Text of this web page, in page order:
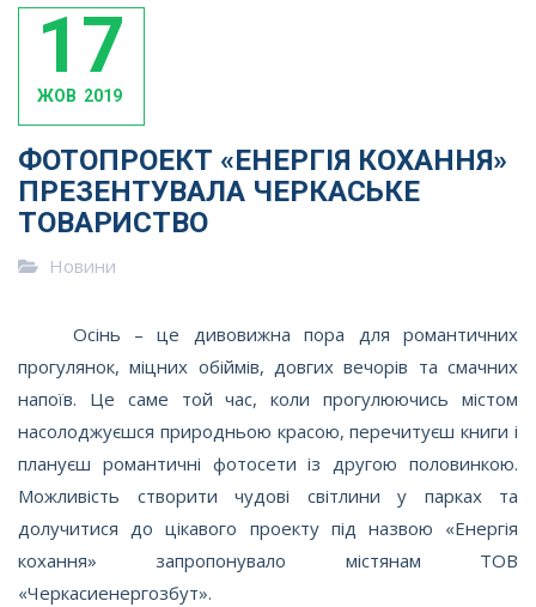
17
ЖОВ 2019
ФОТОПРОЕКТ «ЕНЕРГІЯ КОХАННЯ»
ПРЕЗЕНТУВАЛА ЧЕРКАСЬКЕ
ТОВАРИСТВО
Новини
Осінь – це дивовижна пора для романтичних
прогулянок, міцних обіймів, довгих вечорів та смачних
напоїв. Це саме той час, коли прогулюючись містом
насолоджуєшся природньою красою, перечитуєш книги і
плануєш романтичні фотосети із другою половинкою.
Можливість створити чудові світлини у парках та
долучитися до цікавого проекту під назвою «Енергія
кохання» запропонувало містянам ТОВ
«Черкасиенергозбут».